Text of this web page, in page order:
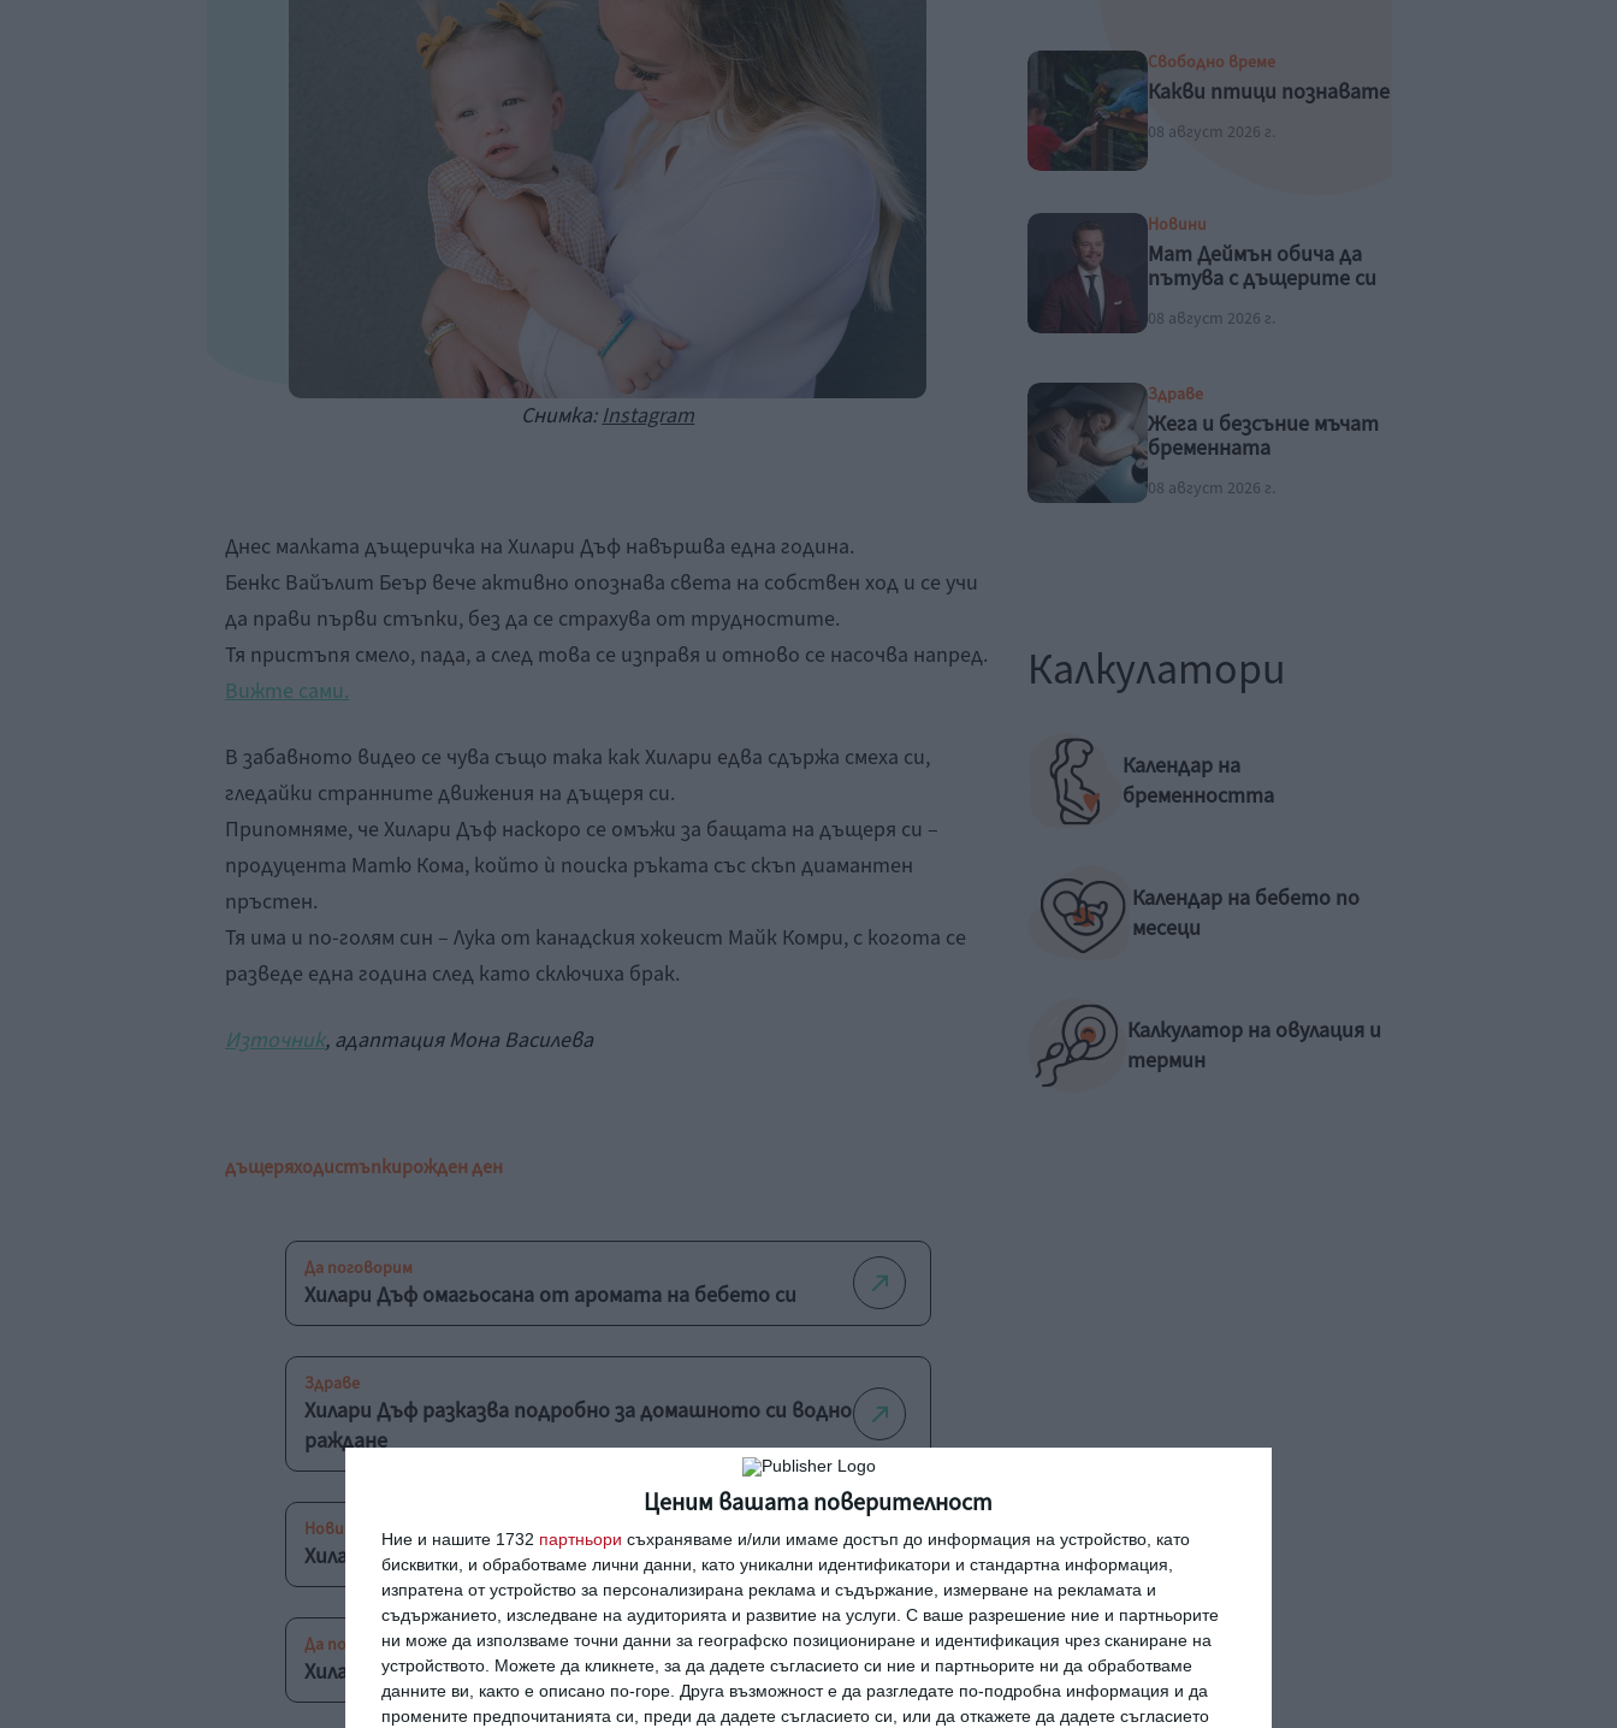
Ценим вашата поверителност
Ние и нашите 1732 партньори съхраняваме и/или имаме достъп до информация на устройство, като
бисквитки, и обработваме лични данни, като уникални идентификатори и стандартна информация,
изпратена от устройство за персонализирана реклама и съдържание, измерване на рекламата и
съдържанието, изследване на аудиторията и развитие на услуги. С ваше разрешение ние и партньорите
ни може да използваме точни данни за географско позициониране и идентификация чрез сканиране на
устройството. Можете да кликнете, за да дадете съгласието си ние и партньорите ни да обработваме
данните ви, както е описано по-горе. Друга възможност е да разгледате по-подробна информация и да
промените предпочитанията си, преди да дадете съгласието си, или да откажете да дадете съгласието
Снимка: Instagram
Днес малката дъщеричка на Хилари Дъф навършва една година.
Бенкс Вайълит Беър вече активно опознава света на собствен ход и се учи
да прави първи стъпки, без да се страхува от трудностите.
Тя пристъпя смело, пада, а след това се изправя и отново се насочва напред.
Вижте сами.
В забавното видео се чува също така как Хилари едва сдържа смеха си,
гледайки странните движения на дъщеря си.
Припомняме, че Хилари Дъф наскоро се омъжи за бащата на дъщеря си –
продуцента Матю Кома, който ѝ поиска ръката със скъп диамантен
пръстен.
Тя има и по-голям син – Лука от канадския хокеист Майк Комри, с когота се
разведе една година след като сключиха брак.
Източник, адаптация Мона Василева
дъщеряходистъпкирожден ден
Да поговорим
Хилари Дъф омагьосана от аромата на бебето си
Здраве
Хилари Дъф разказва подробно за домашното си водно
раждане
Новини
Хилари Дъф стана майка за втори път
Да поговорим
Хилари Дъф не се притеснява от тялото си
Свободно време
Какви птици познавате
08 август 2026 г.
Новини
Мат Деймън обича да
пътува с дъщерите си
08 август 2026 г.
Здраве
Жега и безсъние мъчат
бременната
08 август 2026 г.
Калкулатори
Календар на
бременността
Календар на бебето по
месеци
Калкулатор на овулация и
термин